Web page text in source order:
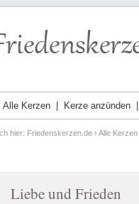
Alle Kerzen Kerze anzünden
hier: Friedenskerzen.de › Alle Kerzen
Liebe und Frieden